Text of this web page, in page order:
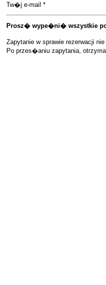
Tw�j e-mail *
Prosz� wype�ni� wszystkie
Zapytanie w sprawie rezerwacji
Po przes�aniu zapytania,